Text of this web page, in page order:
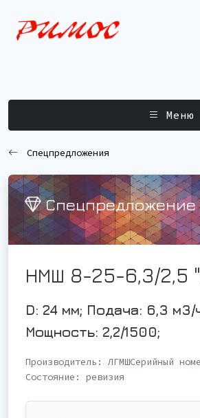
Меню
Спецпредложения
НМШ 8-25-6,3/2,5
D: 24 мм; Подача: 6,3 м3/
Мощность: 2,2/1500;
Производитель: ЛГМШСерийный
Состояние: ревизия